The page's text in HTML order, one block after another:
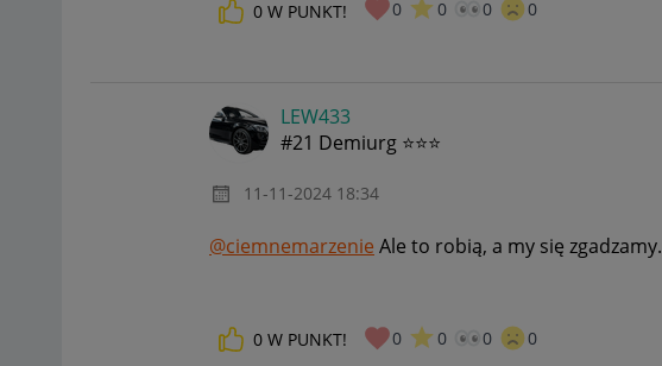
0 W PUNKT! 0 0 0 0
LEW433
#21 Demiurg ⭐⭐⭐
‎11-11-2024 18:34
@ciemnemarzenie Ale to robią, a my się zgadzamy.
0 W PUNKT! 0 0 0 0